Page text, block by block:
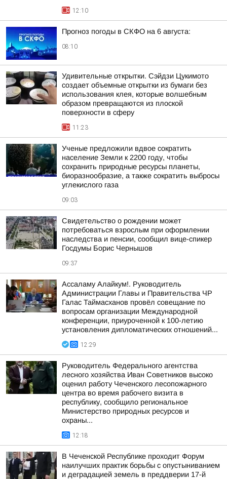
12:10
Прогноз погоды в СКФО на 6 августа:
08:10
Удивительные открытки. Сэйдзи Цукимото
создает объемные открытки из бумаги без
использования клея, которые волшебным
образом превращаются из плоской
поверхности в сферу
11:23
Ученые предложили вдвое сократить
население Земли к 2200 году, чтобы
сохранить природные ресурсы планеты,
биоразнообразие, а также сократить выбросы
углекислого газа
09:03
Свидетельство о рождении может
потребоваться взрослым при оформлении
наследства и пенсии, сообщил вице-спикер
Госдумы Борис Чернышов
09:37
Ассаламу Алайкум!. Руководитель
Администрации Главы и Правительства ЧР
Галас Таймасханов провёл совещание по
вопросам организации Международной
конференции, приуроченной к 100-летию
установления дипломатических отношений...
12:29
Руководитель Федерального агентства
лесного хозяйства Иван Советников высоко
оценил работу Чеченского лесопожарного
центра во время рабочего визита в
республику, сообщило региональное
Министерство природных ресурсов и
охраны...
12:18
В Чеченской Республике проходит Форум
наилучших практик борьбы с опустыниванием
и деградацией земель в преддверии 17-й